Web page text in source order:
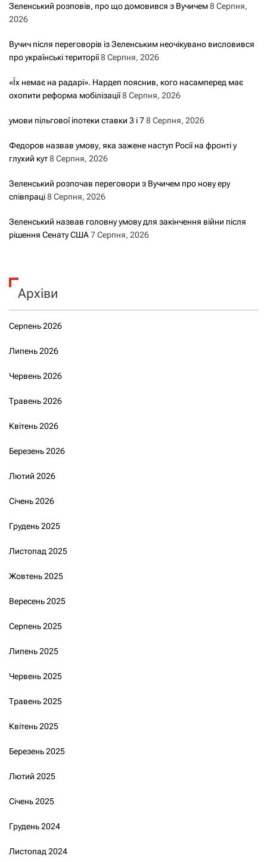
Зеленський розповів, про що домовився з Вучичем8 Серпня,
2026
Вучич після переговорів із Зеленським неочікувано висловився
про українські території8 Серпня, 2026
«Їх немає на радарі». Нардеп пояснив, кого насамперед має
охопити реформа мобілізації8 Серпня, 2026
умови пільгової іпотеки ставки 3 і 78 Серпня, 2026
Федоров назвав умову, яка зажене наступ Росії на фронті у
глухий кут8 Серпня, 2026
Зеленський розпочав переговори з Вучичем про нову еру
співпраці8 Серпня, 2026
Зеленський назвав головну умову для закінчення війни після
рішення Сенату США7 Серпня, 2026
Архіви
Серпень 2026
Липень 2026
Червень 2026
Травень 2026
Квітень 2026
Березень 2026
Лютий 2026
Січень 2026
Грудень 2025
Листопад 2025
Жовтень 2025
Вересень 2025
Серпень 2025
Липень 2025
Червень 2025
Травень 2025
Квітень 2025
Березень 2025
Лютий 2025
Січень 2025
Грудень 2024
Листопад 2024